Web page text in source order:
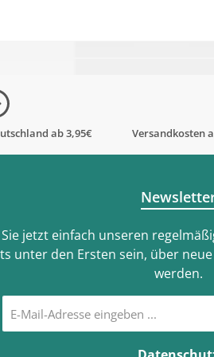
ab 3,95€ Versandkosten
jetzt einfach unseren
unter den Ersten sein, über
werden.
Mail-
Adresse